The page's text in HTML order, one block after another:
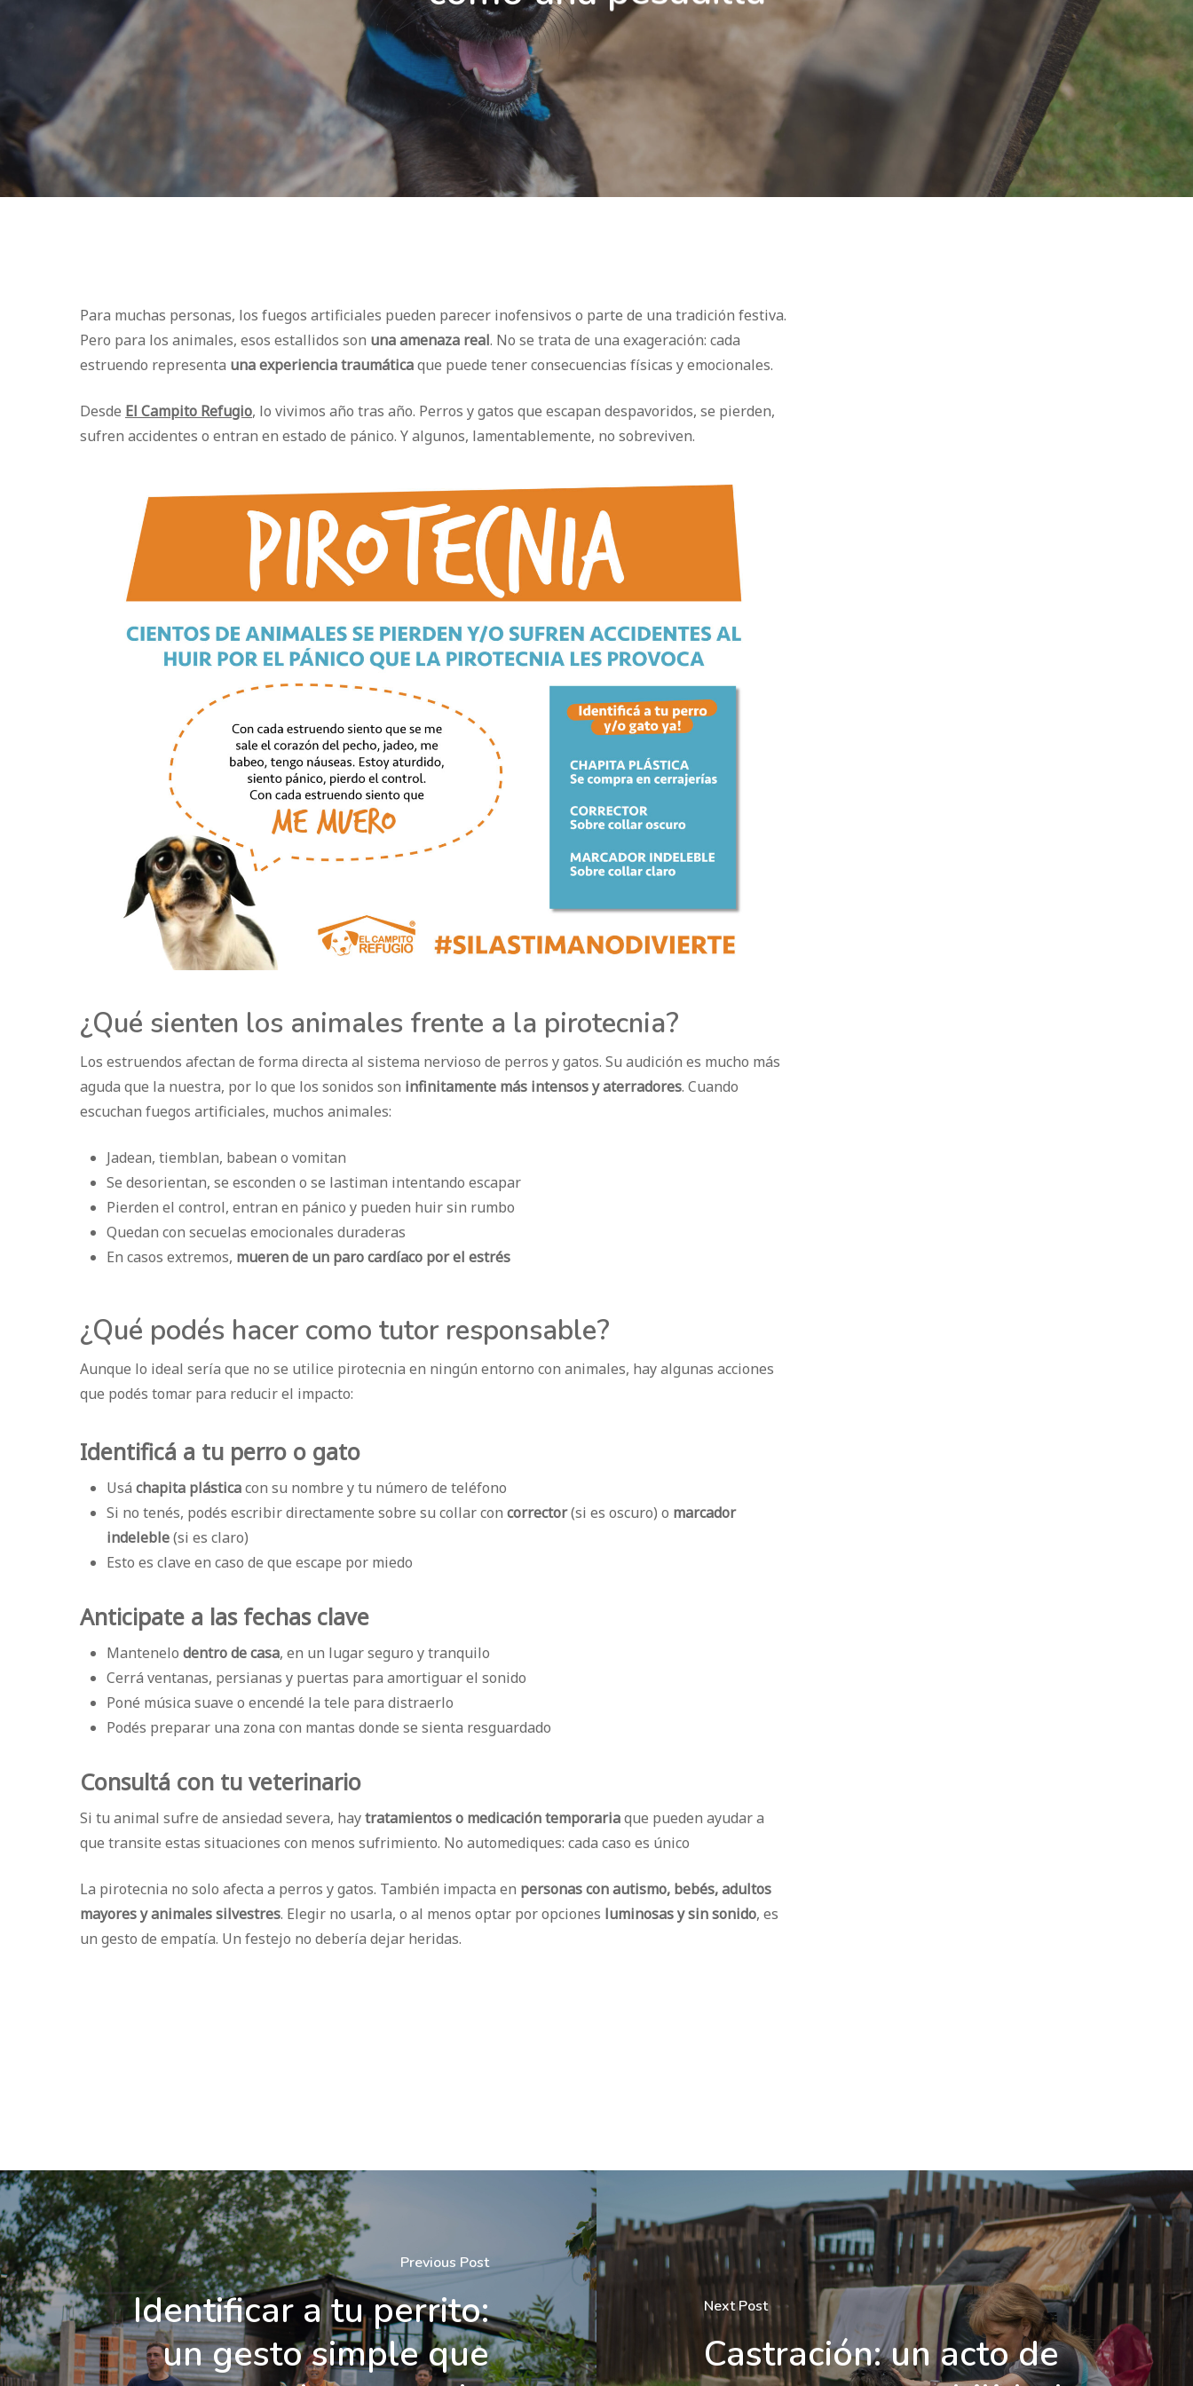
Para muchas personas, los fuegos artificiales pueden parecer inofensivos o parte de una tradición festiva.
Pero para los animales, esos estallidos son una amenaza real. No se trata de una exageración: cada
estruendo representa una experiencia traumáticaque puede tener consecuencias físicas y emocionales.
Desde El Campito Refugio, lo vivimos año tras año. Perros y gatos que escapan despavoridos, se pierden,
sufren accidentes o entran en estado de pánico. Y algunos, lamentablemente, no sobreviven.
¿Qué sienten los animales frente a la pirotecnia?
Los estruendos afectan de forma directa al sistema nervioso de perros y gatos. Su audición es mucho más
aguda que la nuestra, por lo que los sonidos son infinitamente más intensos y aterradores. Cuando
escuchan fuegos artificiales, muchos animales:
Jadean, tiemblan, babean o vomitan
Se desorientan, se esconden o se lastiman intentando escapar
Pierden el control, entran en pánico y pueden huir sin rumbo
Quedan con secuelas emocionales duraderas
En casos extremos, mueren de un paro cardíaco por el estrés
¿Qué podés hacer como tutor responsable?
Aunque lo ideal sería que no se utilice pirotecnia en ningún entorno con animales, hay algunas acciones
que podés tomar para reducir el impacto:
Identificá a tu perro o gato
Usá chapita plásticacon su nombre y tu número de teléfono
Si no tenés, podés escribir directamente sobre su collar con corrector(si es oscuro) o marcador
indeleble(si es claro)
Esto es clave en caso de que escape por miedo
Anticipate a las fechas clave
Mantenelo dentro de casa, en un lugar seguro y tranquilo
Cerrá ventanas, persianas y puertas para amortiguar el sonido
Poné música suave o encendé la tele para distraerlo
Podés preparar una zona con mantas donde se sienta resguardado
Consultá con tu veterinario
Si tu animal sufre de ansiedad severa, haytratamientos o medicación temporariaque pueden ayudar a
que transite estas situaciones con menos sufrimiento. No automediques: cada caso es único
La pirotecnia no solo afecta a perros y gatos. También impacta en personas con autismo, bebés, adultos
mayores y animales silvestres. Elegir no usarla, o al menos optar por opciones luminosas y sin sonido, es
un gesto de empatía. Un festejo no debería dejar heridas.
Previous Post
Identificar a tu perrito:
un gesto simple que
Next Post
Castración: un acto de